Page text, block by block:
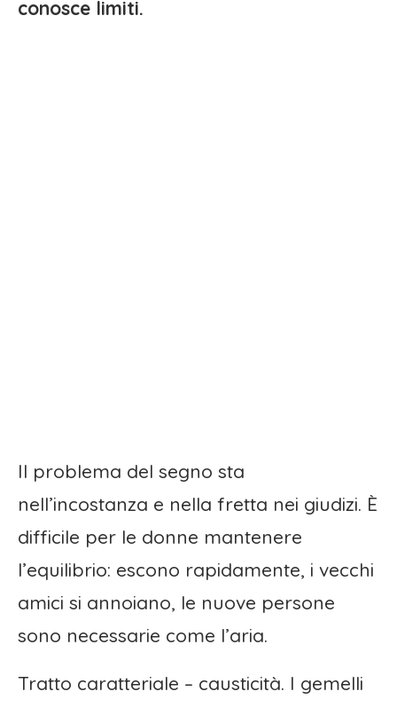
conosce limiti.
Il problema del segno sta
nell’incostanza e nella fretta nei giudizi. È
difficile per le donne mantenere
l’equilibrio: escono rapidamente, i vecchi
amici si annoiano, le nuove persone
sono necessarie come l’aria.
Tratto caratteriale – causticità. I gemelli